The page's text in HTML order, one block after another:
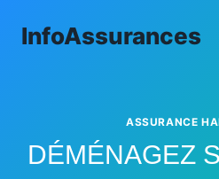
InfoAssurances
ASSURANCE
DÉMÉNAGEZ